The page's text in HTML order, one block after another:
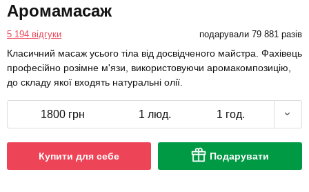
Аромамасаж
5 194 відгуки подарували 79 881 разів
Класичний масаж усього тіла від досвідченого майстра. Фахівець
професійно розімне м'язи, використовуючи аромакомпозицію,
до складу якої входять натуральні олії.
1800 грн 1 люд. 1 год.
Купити для себе Подарувати